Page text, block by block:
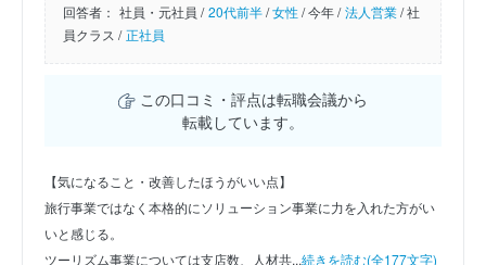
回答者： 社員・元社員 / 20代前半/女性/今年 / 法人営業/社
員クラス / 正社員
この口コミ・評点は転職会議から
転載しています。
【気になること・改善したほうがいい点】
旅行事業ではなく本格的にソリューション事業に力を入れた方がい
いと感じる。
ツーリズム事業については支店数、人材共...続きを読む(全177文字)